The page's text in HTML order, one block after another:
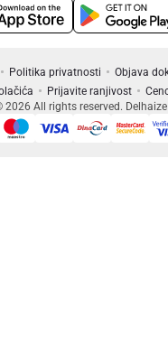
Politika privatnosti
Objava
Prijavite ranjivost
All rights reserved. Delhaize